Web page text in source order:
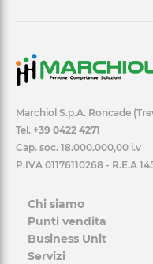
Marchiol S.p.A. Roncade
Tel. +39 0422 4271
Cap. soc. 18.000.000,00 i.v
P.IVA 01176110268 - R.E.A
Chi siamo
Punti vendita
Business Unit
Servizi